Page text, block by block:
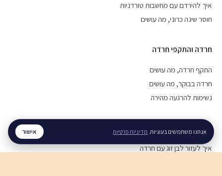
איך להירדם עם מחשבות טורדניות
חוסר שינה כרוני, מה עושים
חרדה והתקפי חרדה
התקף חרדה, מה עושים
חרדה בבוקר, מה עושים
נשימות להרגעה מהירה
מערכות יחסים
איך לעזור לבן זוג עם חרדה
אנחנו משתמשים בעוגיות. מדיניות פרטיות אישור